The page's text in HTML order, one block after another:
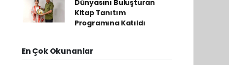
Dünyasını Buluşturan
Kitap Tanıtım
Programına Katıldı
En Çok Okunanlar